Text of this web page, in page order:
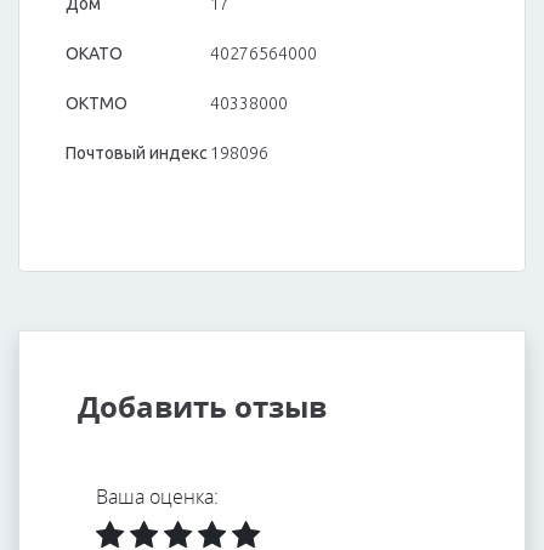
Дом 17
ОКАТО 40276564000
ОКТМО 40338000
Почтовый индекс198096
Добавить отзыв
Ваша оценка: